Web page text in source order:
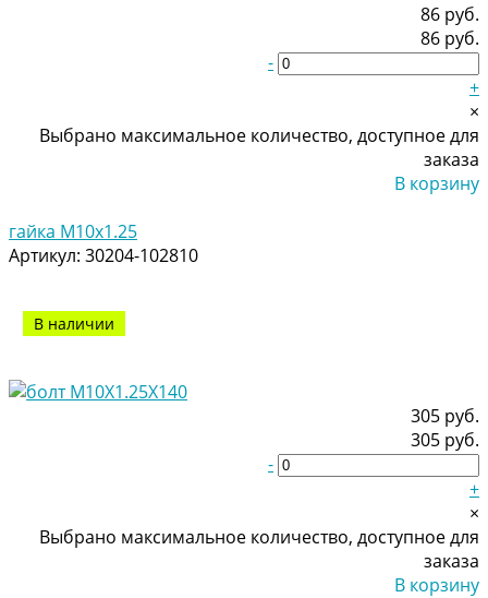
305 руб.
305 руб.
-
+
×
Выбрано максимальное количество, доступное для
заказа
В корзину
86 руб.
86 руб.
-
+
×
Выбрано максимальное количество, доступное для
заказа
В корзину
гайка M10x1.25
Артикул: 30204-102810
В наличии